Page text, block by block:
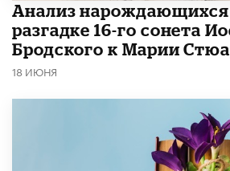
Анализ нарождающихся
разгадке 16-го сонета
Бродского к Марии
18 ИЮНЯ